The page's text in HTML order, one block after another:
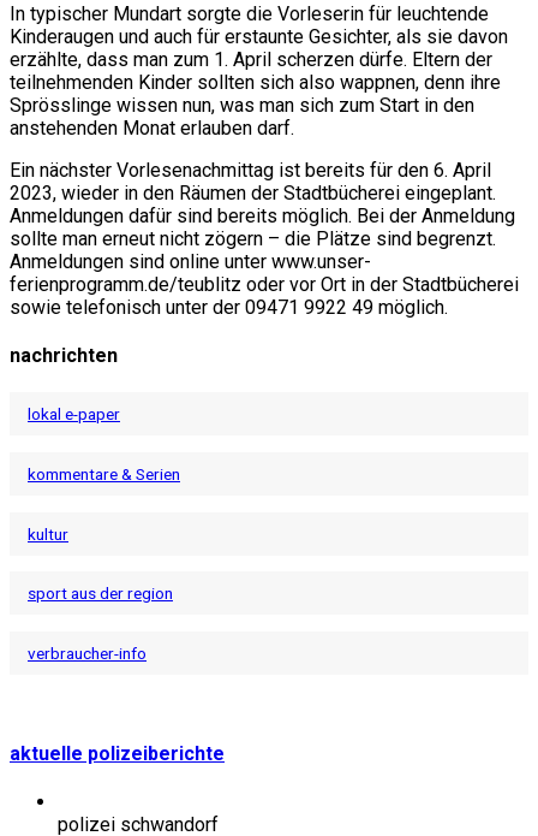
In typischer Mundart sorgte die Vorleserin für leuchtende
Kinderaugen und auch für erstaunte Gesichter, als sie davon
erzählte, dass man zum 1. April scherzen dürfe. Eltern der
teilnehmenden Kinder sollten sich also wappnen, denn ihre
Sprösslinge wissen nun, was man sich zum Start in den
anstehenden Monat erlauben darf.
Ein nächster Vorlesenachmittag ist bereits für den 6. April
2023, wieder in den Räumen der Stadtbücherei eingeplant.
Anmeldungen dafür sind bereits möglich. Bei der Anmeldung
sollte man erneut nicht zögern – die Plätze sind begrenzt.
Anmeldungen sind online unter www.unser-
ferienprogramm.de/teublitz oder vor Ort in der Stadtbücherei
sowie telefonisch unter der 09471 9922 49 möglich.
nachrichten
lokal e-paper
kommentare & Serien
kultur
sport aus der region
verbraucher-info
aktuelle polizeiberichte
polizei schwandorf